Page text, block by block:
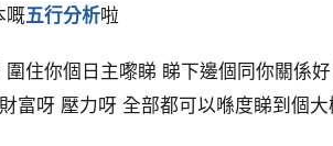
嘅五行分析啦
住你個日主嚟睇 睇下邊個同你關係
富呀 壓力呀 全部都可以喺度睇到個大